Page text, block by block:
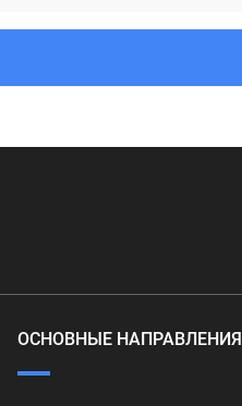
ОСНОВНЫЕ НАПРАВЛЕНИЯ